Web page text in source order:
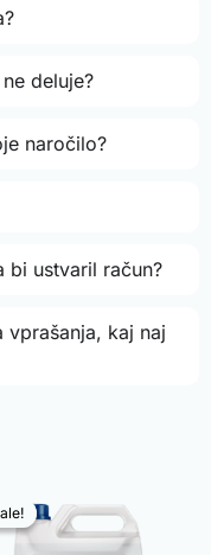
deluje?
naročilo?
bi ustvaril račun?
vprašanja, kaj naj